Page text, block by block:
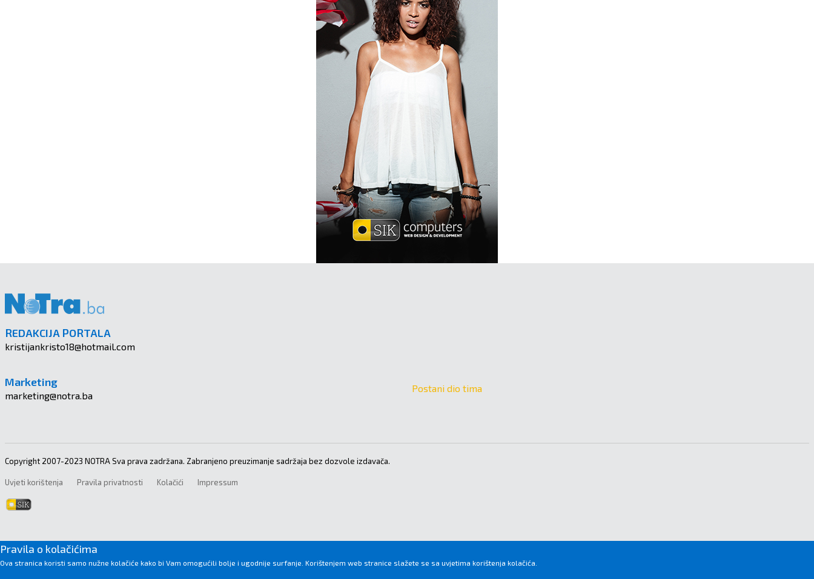
REDAKCIJA PORTALA
kristijankristo18@hotmail.com
Marketing
marketing@notra.ba
Postani dio tima
Copyright 2007-2023 NOTRA Sva prava zadržana. Zabranjeno preuzimanje sadržaja bez dozvole izdavača.
Uvjeti korištenja Pravila privatnosti Kolačići Impressum
Pravila o kolačićima
Ova stranica koristi samo nužne kolačiće kako bi Vam omogućili bolje i ugodnije surfanje. Korištenjem web stranice slažete se sa uvjetima korištenja kolačića.